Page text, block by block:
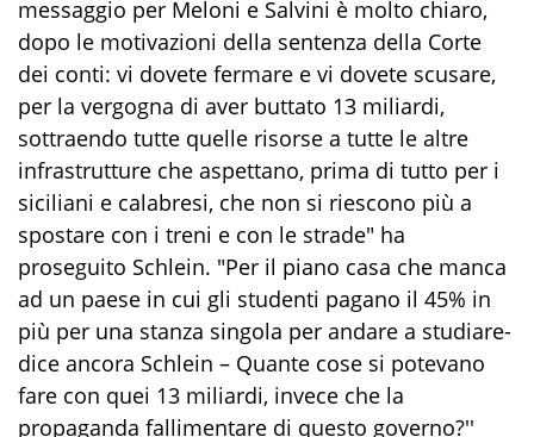
messaggio per Meloni e Salvini è molto chiaro,
dopo le motivazioni della sentenza della Corte
dei conti: vi dovete fermare e vi dovete scusare,
per la vergogna di aver buttato 13 miliardi,
sottraendo tutte quelle risorse a tutte le altre
infrastrutture che aspettano, prima di tutto per i
siciliani e calabresi, che non si riescono più a
spostare con i treni e con le strade" ha
proseguito Schlein. "Per il piano casa che manca
ad un paese in cui gli studenti pagano il 45% in
più per una stanza singola per andare a studiare-
dice ancora Schlein – Quante cose si potevano
fare con quei 13 miliardi, invece che la
propaganda fallimentare di questo governo?''